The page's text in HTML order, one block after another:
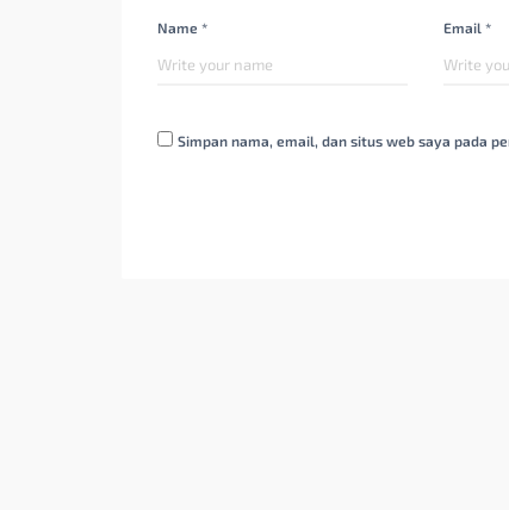
Name * Email *
Simpan nama, email, dan situs web saya pada